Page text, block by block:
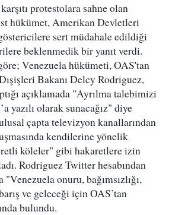
protestolara sahne olan
hükümet, Amerikan Devletleri
sert müdahale edildiği
beklenmedik bir yanıt verdi.
Venezuela hükümeti, OAS'tan
Bakanı Delcy Rodriguez,
açıklamada "Ayrılma talebimizi
yazılı olarak sunacağız" diye
çapta televizyon kanallarından
kendilerine yönelik
köleler" gibi hakaretlere izin
Rodriguez Twitter hesabından
"Venezuela onuru, bağımsızlığı,
ve geleceği için OAS’tan
bulundu.